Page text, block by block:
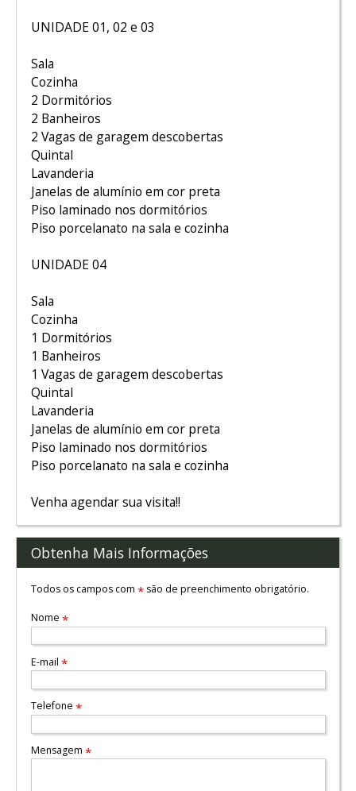
UNIDADE 01, 02 e 03
Sala
Cozinha
2 Dormitórios
2 Banheiros
2 Vagas de garagem descobertas
Quintal
Lavanderia
Janelas de alumínio em cor preta
Piso laminado nos dormitórios
Piso porcelanato na sala e cozinha
UNIDADE 04
Sala
Cozinha
1 Dormitórios
1 Banheiros
1 Vagas de garagem descobertas
Quintal
Lavanderia
Janelas de alumínio em cor preta
Piso laminado nos dormitórios
Piso porcelanato na sala e cozinha
Venha agendar sua visita!!
Obtenha Mais Informações
Todos os campos com *são de preenchimento obrigatório.
Nome *
E-mail *
Telefone *
Mensagem *